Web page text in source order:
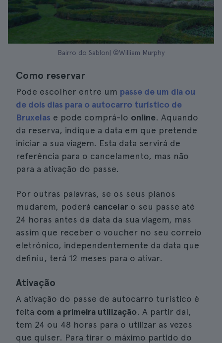
Bairro do Sablon| ©William Murphy
Como reservar
Pode escolher entre um passe de um dia ou
de dois dias para o autocarro turístico de
Bruxelas e pode comprá-lo online. Aquando
da reserva, indique a data em que pretende
iniciar a sua viagem. Esta data servirá de
referência para o cancelamento, mas não
para a ativação do passe.
Por outras palavras, se os seus planos
mudarem, poderá cancelar o seu passe até
24 horas antes da data da sua viagem, mas
assim que receber o voucher no seu correio
eletrónico, independentemente da data que
definiu, terá 12 meses para o ativar.
Ativação
A ativação do passe de autocarro turístico é
feita com a primeira utilização. A partir daí,
tem 24 ou 48 horas para o utilizar as vezes
que quiser. Para tirar o máximo partido do